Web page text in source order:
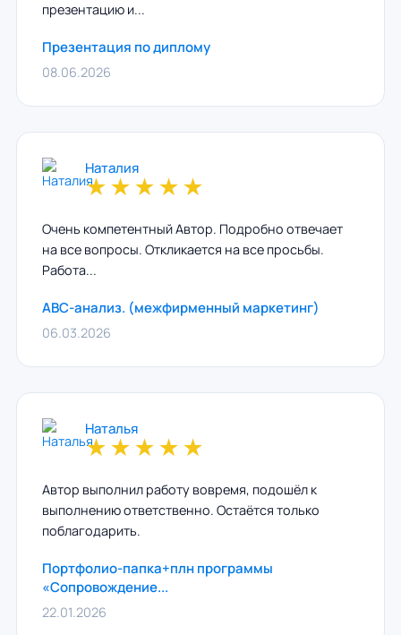
презентацию и...
Презентация по диплому
08.06.2026
Наталия
★★★★★
Очень компетентный Автор. Подробно отвечает
на все вопросы. Откликается на все просьбы.
Работа...
ABC-анализ. (межфирменный маркетинг)
06.03.2026
Наталья
★★★★★
Автор выполнил работу вовремя, подошёл к
выполнению ответственно. Остаётся только
поблагодарить.
Портфолио-папка+плн программы
«Сопровождение...
22.01.2026